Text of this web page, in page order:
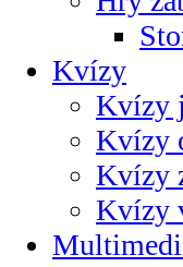
Kvízy
Kvízy
Kvízy
Kvízy
Kvízy